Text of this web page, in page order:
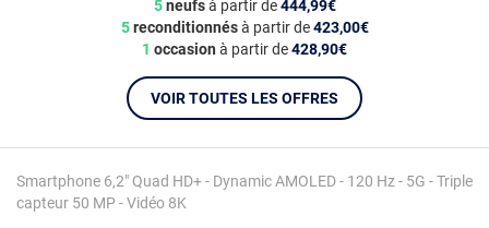
Smartphone 6,2" Quad HD+ - Dynamic AMOLED - 120 Hz - 5G - Triple
capteur 50 MP - Vidéo 8K
5neufsà partir de444,99€
5reconditionnésà partir de423,00€
1 occasion à partir de428,90€
VOIR TOUTES LES OFFRES